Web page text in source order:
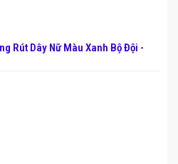
Rút Dây Nữ Màu Xanh Bộ Đội -